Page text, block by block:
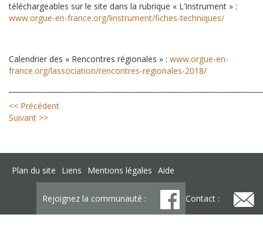
téléchargeables sur le site dans la rubrique « L’Instrument » :
www.orgue-en-france.org/linstrument/fiches-techniques/
Calendrier des « Rencontres régionales » : www.orgue-en-
france.org/lassociation/rencontres-regionales-2018/
<< Précédent
Suivant >>
Plan du site Liens Mentions légales Aide
Rejoignez la communauté : Contact :